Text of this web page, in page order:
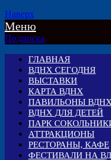
Наверх
Меню
Подписка
ГЛАВНАЯ
ВДНХ СЕГОДНЯ
ВЫСТАВКИ
КАРТА ВДНХ
ПАВИЛЬОНЫ
ВДНХ ДЛЯ ДЕТЕЙ
ПАРК
АТТРАКЦИОНЫ
РЕСТОРАНЫ, КАФЕ
ФЕСТИВАЛИ НА